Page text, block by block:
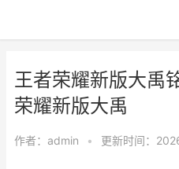
王者荣耀新版大禹
荣耀新版大禹
作者： admin • 更新时间：